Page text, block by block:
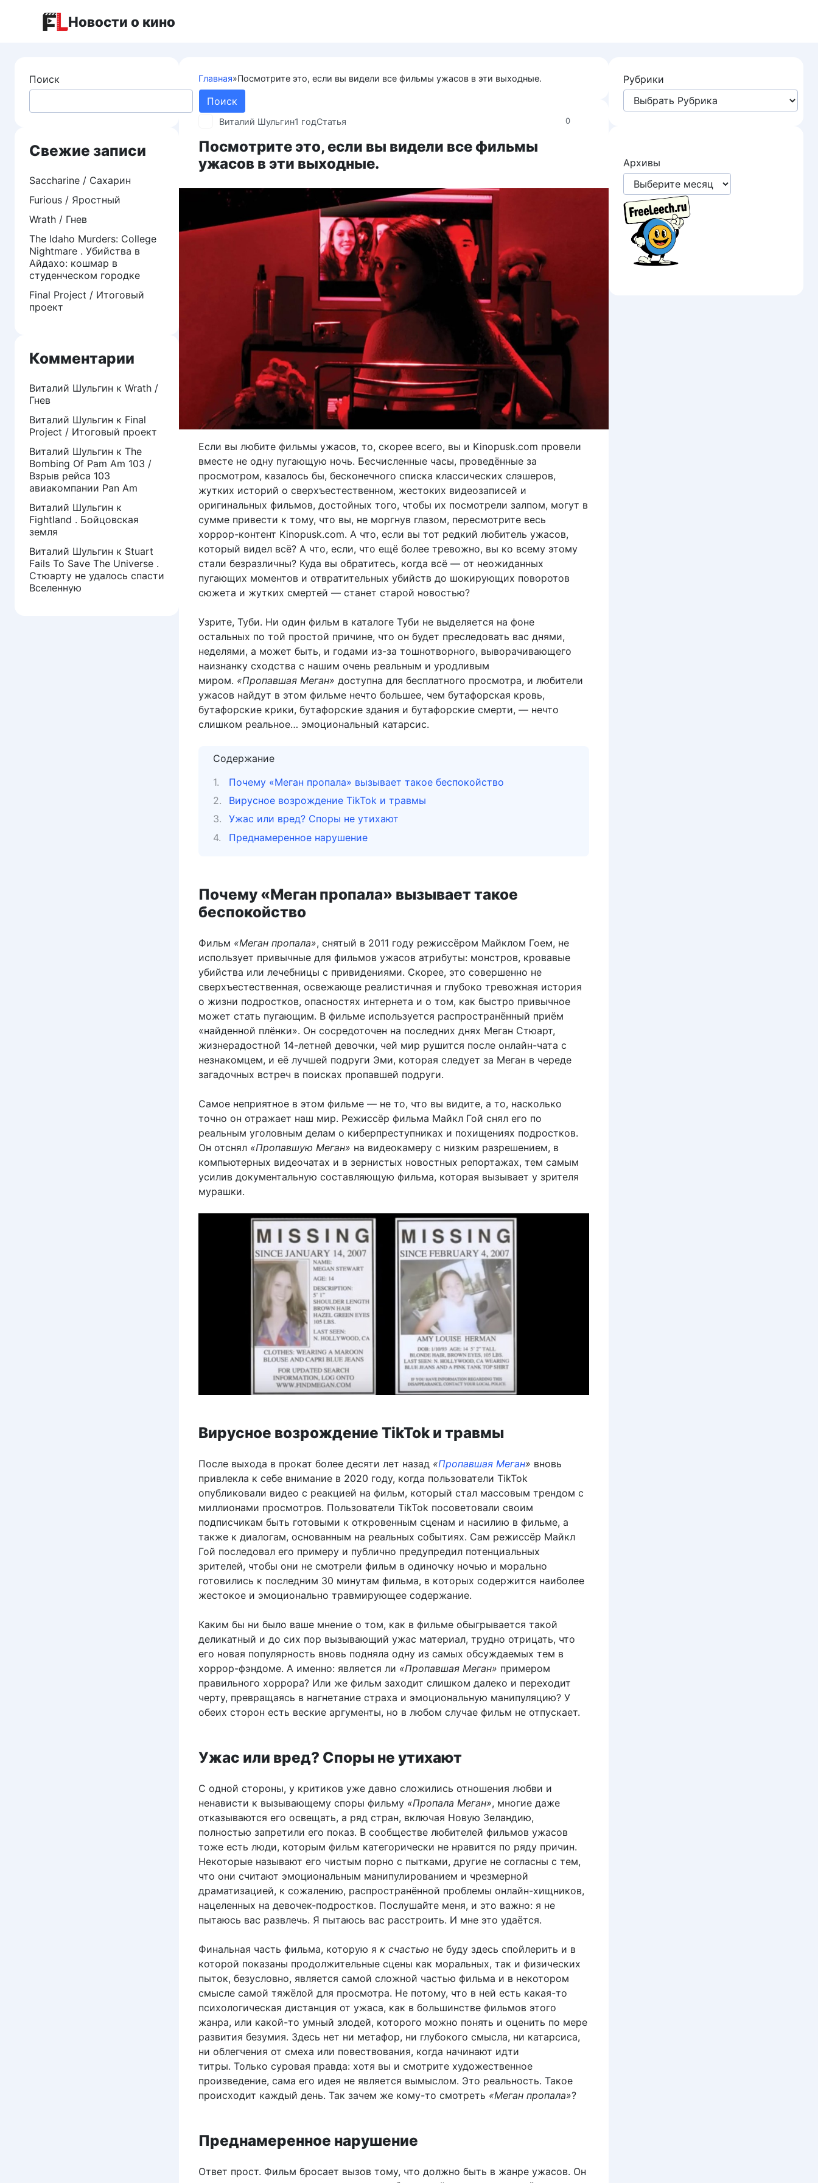
Новости о кино
Главная»Посмотрите это, если вы видели все фильмы ужасов в эти выходные.
0
Виталий Шульгин1 годСтатья
Посмотрите это, если вы видели все фильмы
ужасов в эти выходные.
Если вы любите фильмы ужасов, то, скорее всего, вы и Kinopusk.com провели
вместе не одну пугающую ночь. Бесчисленные часы, проведённые за
просмотром, казалось бы, бесконечного списка классических слэшеров,
жутких историй о сверхъестественном, жестоких видеозаписей и
оригинальных фильмов, достойных того, чтобы их посмотрели залпом, могут в
сумме привести к тому, что вы, не моргнув глазом, пересмотрите весь
хоррор-контент Kinopusk.com. А что, если вы тот редкий любитель ужасов,
который видел всё? А что, если, что ещё более тревожно, вы ко всему этому
стали безразличны? Куда вы обратитесь, когда всё — от неожиданных
пугающих моментов и отвратительных убийств до шокирующих поворотов
сюжета и жутких смертей — станет старой новостью?
Узрите, Туби. Ни один фильм в каталоге Туби не выделяется на фоне
остальных по той простой причине, что он будет преследовать вас днями,
неделями, а может быть, и годами из-за тошнотворного, выворачивающего
наизнанку сходства с нашим очень реальным и уродливым
миром. «Пропавшая Меган» доступна для бесплатного просмотра, и любители
ужасов найдут в этом фильме нечто большее, чем бутафорская кровь,
бутафорские крики, бутафорские здания и бутафорские смерти, — нечто
слишком реальное… эмоциональный катарсис.
Содержание
Почему «Меган пропала» вызывает такое беспокойство
Вирусное возрождение TikTok и травмы
Ужас или вред? Споры не утихают
Преднамеренное нарушение
Почему «Меган пропала» вызывает такое
беспокойство
Фильм «Меган пропала», снятый в 2011 году режиссёром Майклом Гоем, не
использует привычные для фильмов ужасов атрибуты: монстров, кровавые
убийства или лечебницы с привидениями. Скорее, это совершенно не
сверхъестественная, освежающе реалистичная и глубоко тревожная история
о жизни подростков, опасностях интернета и о том, как быстро привычное
может стать пугающим. В фильме используется распространённый приём
«найденной плёнки». Он сосредоточен на последних днях Меган Стюарт,
жизнерадостной 14-летней девочки, чей мир рушится после онлайн-чата с
незнакомцем, и её лучшей подруги Эми, которая следует за Меган в череде
загадочных встреч в поисках пропавшей подруги.
Самое неприятное в этом фильме — не то, что вы видите, а то, насколько
точно он отражает наш мир. Режиссёр фильма Майкл Гой снял его по
реальным уголовным делам о киберпреступниках и похищениях подростков.
Он отснял «Пропавшую Меган» на видеокамеру с низким разрешением, в
компьютерных видеочатах и в зернистых новостных репортажах, тем самым
усилив документальную составляющую фильма, которая вызывает у зрителя
мурашки.
Вирусное возрождение TikTok и травмы
После выхода в прокат более десяти лет назад «Пропавшая Меган» вновь
привлекла к себе внимание в 2020 году, когда пользователи TikTok
опубликовали видео с реакцией на фильм, который стал массовым трендом с
миллионами просмотров. Пользователи TikTok посоветовали своим
подписчикам быть готовыми к откровенным сценам и насилию в фильме, а
также к диалогам, основанным на реальных событиях. Сам режиссёр Майкл
Гой последовал его примеру и публично предупредил потенциальных
зрителей, чтобы они не смотрели фильм в одиночку ночью и морально
готовились к последним 30 минутам фильма, в которых содержится наиболее
жестокое и эмоционально травмирующее содержание.
Каким бы ни было ваше мнение о том, как в фильме обыгрывается такой
деликатный и до сих пор вызывающий ужас материал, трудно отрицать, что
его новая популярность вновь подняла одну из самых обсуждаемых тем в
хоррор-фэндоме. А именно: является ли «Пропавшая Меган» примером
правильного хоррора? Или же фильм заходит слишком далеко и переходит
черту, превращаясь в нагнетание страха и эмоциональную манипуляцию? У
обеих сторон есть веские аргументы, но в любом случае фильм не отпускает.
Ужас или вред? Споры не утихают
С одной стороны, у критиков уже давно сложились отношения любви и
ненависти к вызывающему споры фильму «Пропала Меган», многие даже
отказываются его освещать, а ряд стран, включая Новую Зеландию,
полностью запретили его показ. В сообществе любителей фильмов ужасов
тоже есть люди, которым фильм категорически не нравится по ряду причин.
Некоторые называют его чистым порно с пытками, другие не согласны с тем,
что они считают эмоциональным манипулированием и чрезмерной
драматизацией, к сожалению, распространённой проблемы онлайн-хищников,
нацеленных на девочек-подростков. Послушайте меня, и это важно: я не
пытаюсь вас развлечь. Я пытаюсь вас расстроить. И мне это удаётся.
Финальная часть фильма, которую я к счастью не буду здесь спойлерить и в
которой показаны продолжительные сцены как моральных, так и физических
пыток, безусловно, является самой сложной частью фильма и в некотором
смысле самой тяжёлой для просмотра. Не потому, что в ней есть какая-то
психологическая дистанция от ужаса, как в большинстве фильмов этого
жанра, или какой-то умный злодей, которого можно понять и оценить по мере
развития безумия. Здесь нет ни метафор, ни глубокого смысла, ни катарсиса,
ни облегчения от смеха или повествования, когда начинают идти
титры. Только суровая правда: хотя вы и смотрите художественное
произведение, сама его идея не является вымыслом. Это реальность. Такое
происходит каждый день. Так зачем же кому-то смотреть «Меган пропала»?
Преднамеренное нарушение
Ответ прост. Фильм бросает вызов тому, что должно быть в жанре ужасов. Он
Поиск
Поиск
Свежие записи
Saccharine / Сахарин
Furious / Яростный
Wrath / Гнев
The Idaho Murders: College
Nightmare . Убийства в
Айдахо: кошмар в
студенческом городке
Final Project / Итоговый
проект
Комментарии
Виталий Шульгин к Wrath /
Гнев
Виталий Шульгин к Final
Project / Итоговый проект
Виталий Шульгин к The
Bombing Of Pam Am 103 /
Взрыв рейса 103
авиакомпании Pan Am
Виталий Шульгин к
Fightland . Бойцовская
земля
Виталий Шульгин к Stuart
Fails To Save The Universe .
Стюарту не удалось спасти
Вселенную
Рубрики
Архивы